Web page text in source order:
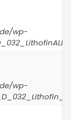
wp-
wp-